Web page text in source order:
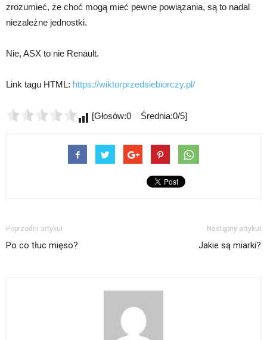
zrozumieć, że choć mogą mieć pewne powiązania, są to nadal
niezależne jednostki.
Nie, ASX to nie Renault.
Link tagu HTML: https://wiktorprzedsiebiorczy.pl/
[Głosów:0 Średnia:0/5]
Poprzedni artykuł
Po co tłuc mięso?
Następny artykuł
Jakie są miarki?